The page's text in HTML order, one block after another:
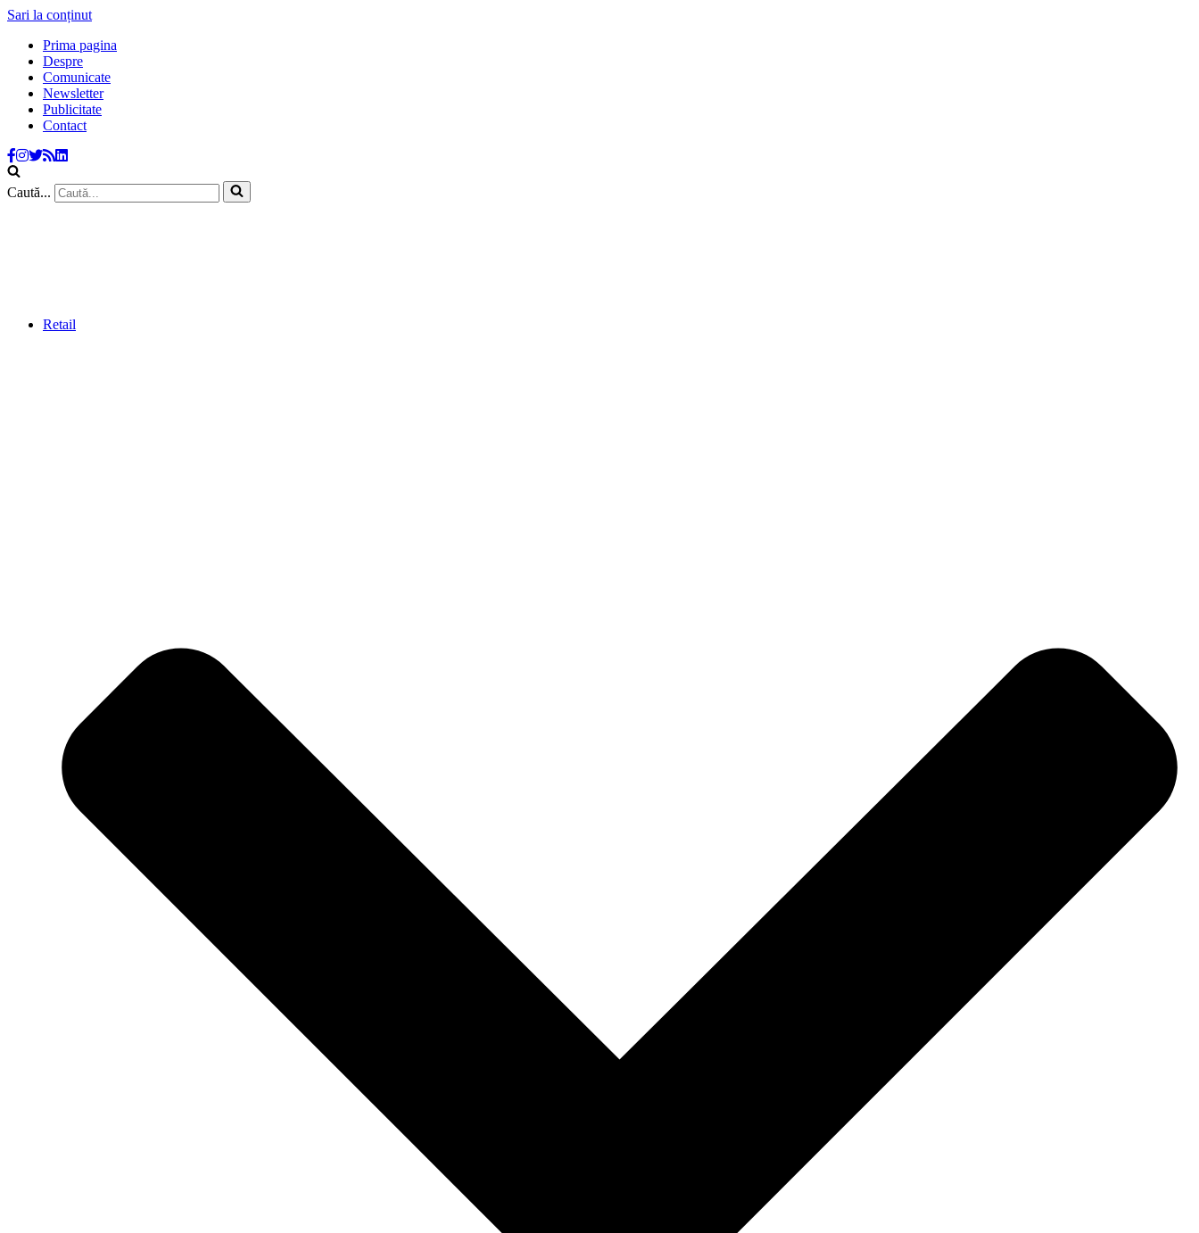
Sari la conținut
Prima pagina
Despre
Comunicate
Newsletter
Publicitate
Contact
Caută...
Retail